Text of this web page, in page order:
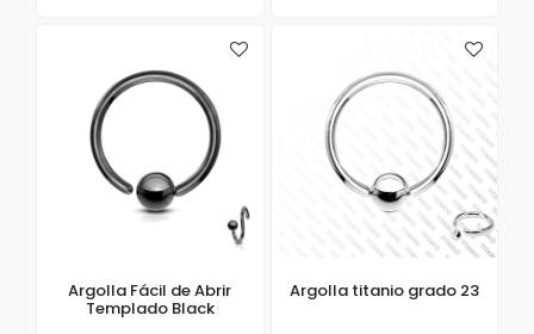
Argolla Fácil de Abrir
Templado Black
Argolla titanio grado 23